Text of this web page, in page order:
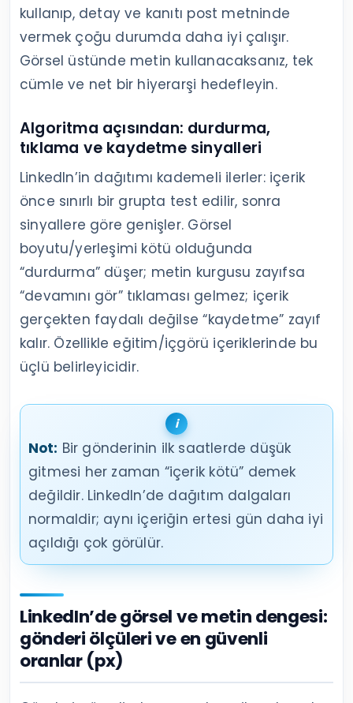
kullanıp, detay ve kanıtı post metninde
vermek çoğu durumda daha iyi çalışır.
Görsel üstünde metin kullanacaksanız, tek
cümle ve net bir hiyerarşi hedefleyin.
Algoritma açısından: durdurma,
tıklama ve kaydetme sinyalleri
LinkedIn’in dağıtımı kademeli ilerler: içerik
önce sınırlı bir grupta test edilir, sonra
sinyallere göre genişler. Görsel
boyutu/yerleşimi kötü olduğunda
“durdurma” düşer; metin kurgusu zayıfsa
“devamını gör” tıklaması gelmez; içerik
gerçekten faydalı değilse “kaydetme” zayıf
kalır. Özellikle eğitim/içgörü içeriklerinde bu
üçlü belirleyicidir.
Not: Bir gönderinin ilk saatlerde düşük
gitmesi her zaman “içerik kötü” demek
değildir. LinkedIn’de dağıtım dalgaları
normaldir; aynı içeriğin ertesi gün daha iyi
açıldığı çok görülür.
LinkedIn’de görsel ve metin dengesi:
gönderi ölçüleri ve en güvenli
oranlar (px)